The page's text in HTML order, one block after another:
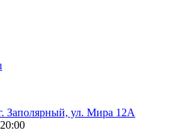
Заполярный, ул. Мира 12А